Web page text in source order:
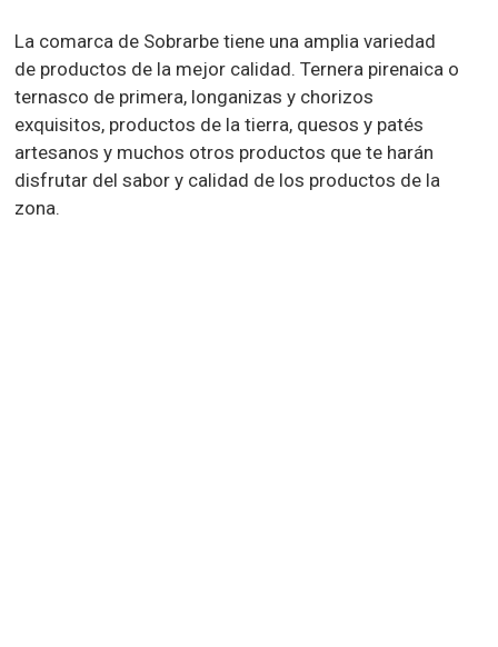
La comarca de Sobrarbe tiene una amplia variedad
de productos de la mejor calidad. Ternera pirenaica o
ternasco de primera, longanizas y chorizos
exquisitos, productos de la tierra, quesos y patés
artesanos y muchos otros productos que te harán
disfrutar del sabor y calidad de los productos de la
zona.